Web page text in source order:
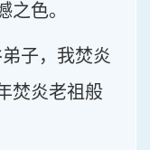
之色。
子，我焚炎
焚炎老祖般